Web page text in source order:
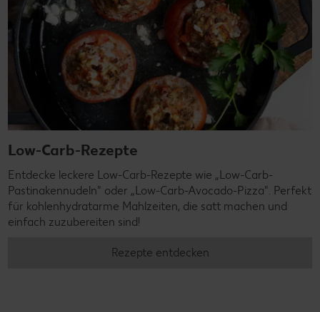
Low-Carb-Rezepte
Entdecke leckere Low-Carb-Rezepte wie „Low-Carb-
Pastinakennudeln" oder „Low-Carb-Avocado-Pizza". Perfekt
für kohlenhydratarme Mahlzeiten, die satt machen und
einfach zuzubereiten sind!
Rezepte entdecken